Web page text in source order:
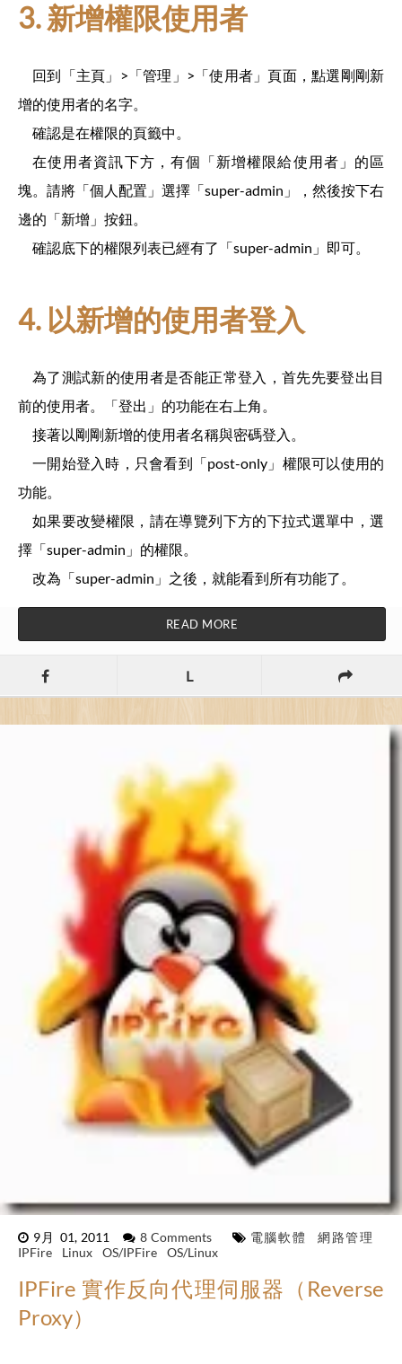
3. 新增權限使用者
回到「主頁」>「管理」>「使用者」頁面，點選剛剛新
增的使用者的名字。
確認是在權限的頁籤中。
在使用者資訊下方，有個「新增權限給使用者」的區
塊。請將「個人配置」選擇「super-admin」，然後按下右
邊的「新增」按鈕。
確認底下的權限列表已經有了「super-admin」即可。
4. 以新增的使用者登入
為了測試新的使用者是否能正常登入，首先先要登出目
前的使用者。「登出」的功能在右上角。
接著以剛剛新增的使用者名稱與密碼登入。
一開始登入時，只會看到「post-only」權限可以使用的
功能。
如果要改變權限，請在導覽列下方的下拉式選單中，選
擇「super-admin」的權限。
改為「super-admin」之後，就能看到所有功能了。
READ MORE
L
9月 01, 2011 8 Comments 電腦軟體
網路管理
IPFire
Linux OS/IPFire OS/Linux
IPFire 實作反向代理伺服器（Reverse
Proxy）